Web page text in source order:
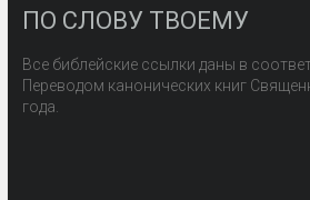
ПО СЛОВУ ТВОЕМУ
Все библейские ссылки даны в
Переводом канонических книг
года.